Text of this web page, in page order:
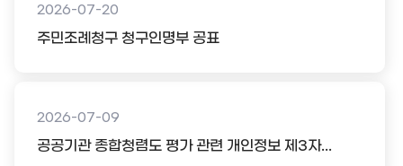
2026-07-20
주민조례청구 청구인명부 공표
2026-07-09
공공기관 종합청렴도 평가 관련 개인정보 제3자...